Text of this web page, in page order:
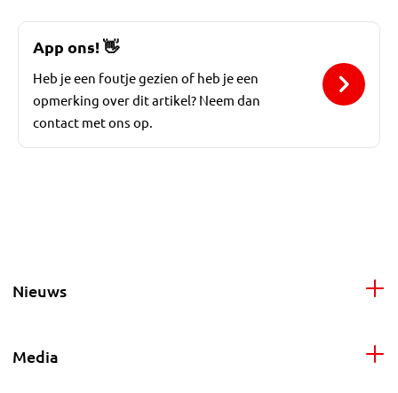
App ons! 👋
Heb je een foutje gezien of heb je een
opmerking over dit artikel? Neem dan
contact met ons op.
Nieuws
Media